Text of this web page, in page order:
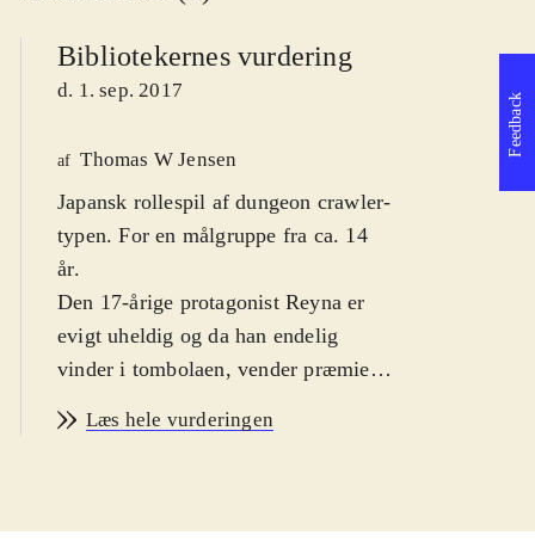
Bibliotekernes vurdering
d. 1. sep. 2017
af Thomas W Jensen
Japansk rollespil af dungeon crawler-
typen. For en målgruppe fra ca. 14
år.
Den 17-årige protagonist Reyna er
evigt uheldig og da han endelig
vinder i tombolaen, vender præmien
Præmien er, at han bliver en gud i et
skæbnen for de mennesker der beder
Læs hele vurderingen
Feedback